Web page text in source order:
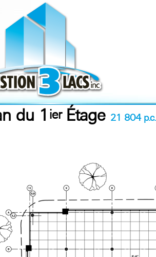
du 1 ierÉtage 21 804 p.c.